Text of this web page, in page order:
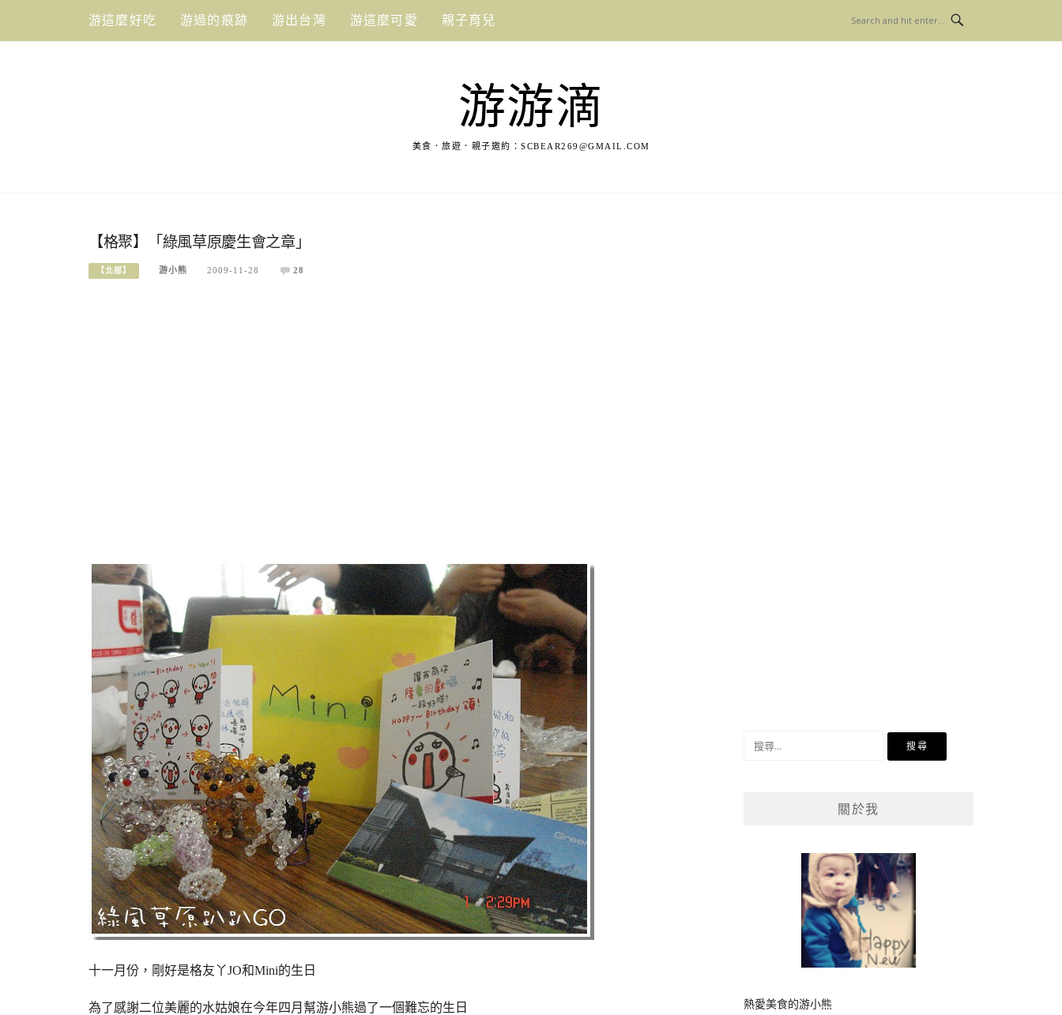
content
游這麼好吃 游過的痕跡 游出台灣 游這麼可愛 親子育兒
游游滴
美食．旅遊．親子邀約： SCBEAR269@GMAIL.COM
【格聚】「綠風草原慶生會之章」
【北部】 游小熊 2009-11-28 28
十一月份，剛好是格友丫JO和Mini的生日
為了感謝二位美麗的水姑娘在今年四月幫游小熊過了一個難忘的生日
關於我
熱愛美食的游小熊